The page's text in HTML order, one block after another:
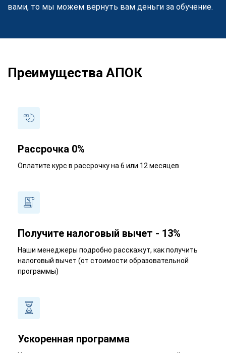
вами, то мы можем вернуть вам деньги за обучение.
Преимущества АПОК
Рассрочка 0%
Оплатите курс в рассрочку на 6 или 12 месяцев
Получите налоговый вычет - 13%
Наши менеджеры подробно расскажут, как получить
налоговый вычет (от стоимости образовательной
программы)
Ускоренная программа